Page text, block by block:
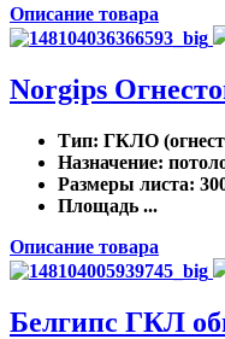
Описание товара
Norgips
Тип: ГКЛО
Назначение:
Размеры листа:
Площадь ...
Описание товара
Белгипс ГКЛ